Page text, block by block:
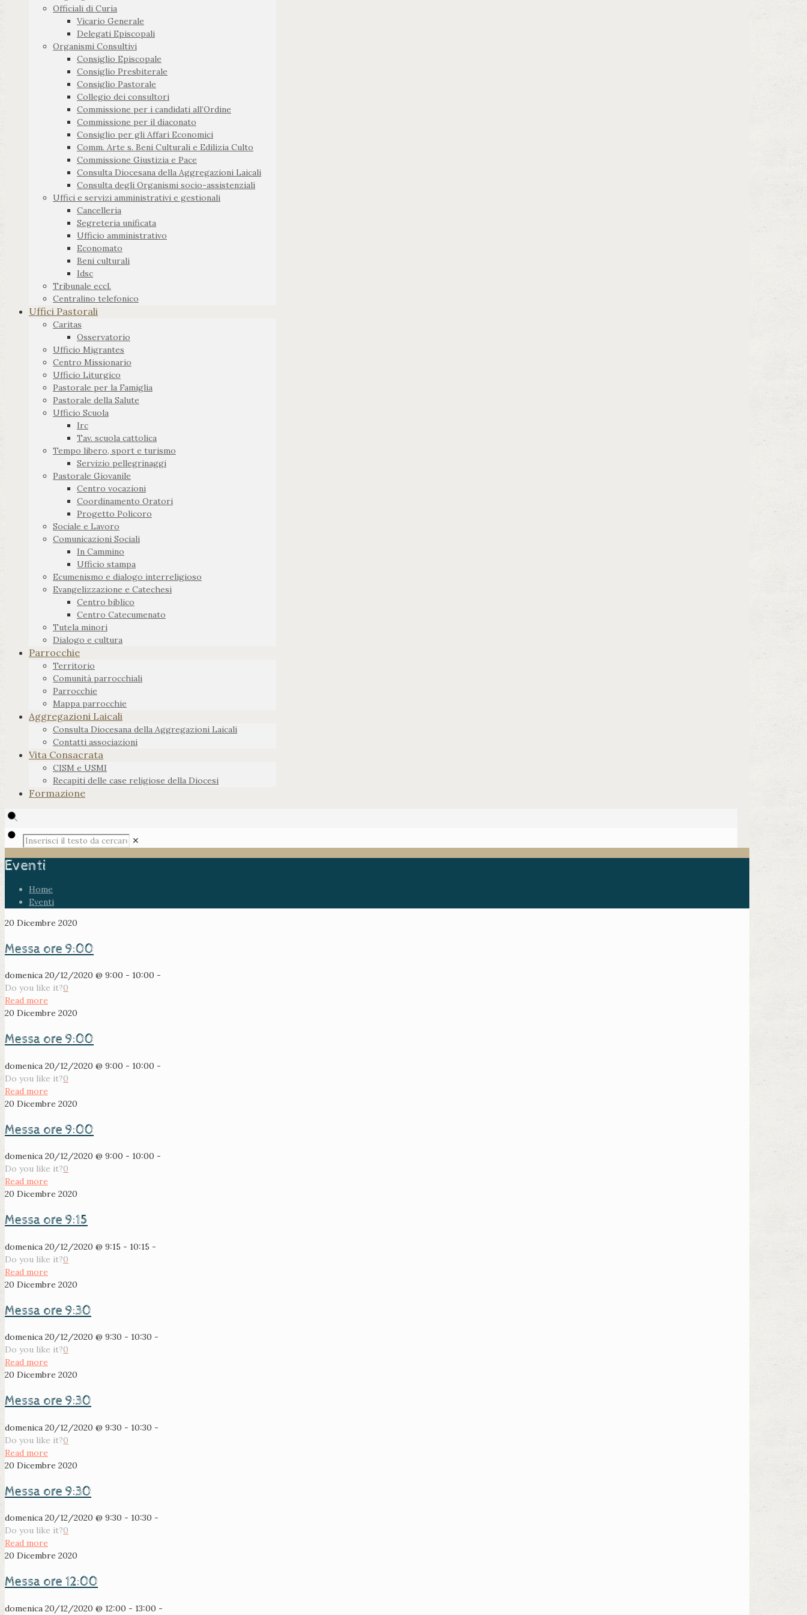
Officiali di Curia
Vicario Generale
Delegati Episcopali
Organismi Consultivi
Consiglio Episcopale
Consiglio Presbiterale
Consiglio Pastorale
Collegio dei consultori
Commissione per i candidati all’Ordine
Commissione per il diaconato
Consiglio per gli Affari Economici
Comm. Arte s. Beni Culturali e Edilizia Culto
Commissione Giustizia e Pace
Consulta Diocesana della Aggregazioni Laicali
Consulta degli Organismi socio-assistenziali
Uffici e servizi amministrativi e gestionali
Cancelleria
Segreteria unificata
Ufficio amministrativo
Economato
Beni culturali
Idsc
Tribunale eccl.
Centralino telefonico
Uffici Pastorali
Caritas
Osservatorio
Ufficio Migrantes
Centro Missionario
Ufficio Liturgico
Pastorale per la Famiglia
Pastorale della Salute
Ufficio Scuola
Irc
Tav. scuola cattolica
Tempo libero, sport e turismo
Servizio pellegrinaggi
Pastorale Giovanile
Centro vocazioni
Coordinamento Oratori
Progetto Policoro
Sociale e Lavoro
Comunicazioni Sociali
In Cammino
Ufficio stampa
Ecumenismo e dialogo interreligioso
Evangelizzazione e Catechesi
Centro biblico
Centro Catecumenato
Tutela minori
Dialogo e cultura
Parrocchie
Territorio
Comunità parrocchiali
Parrocchie
Mappa parrocchie
Aggregazioni Laicali
Consulta Diocesana della Aggregazioni Laicali
Contatti associazioni
Vita Consacrata
CISM e USMI
Recapiti delle case religiose della Diocesi
Formazione
✕
Eventi
Home
Eventi
20 Dicembre 2020
Messa ore 9:00
domenica 20/12/2020 @ 9:00 - 10:00 -
Do you like it?0
Read more
20 Dicembre 2020
Messa ore 9:00
domenica 20/12/2020 @ 9:00 - 10:00 -
Do you like it?0
Read more
20 Dicembre 2020
Messa ore 9:00
domenica 20/12/2020 @ 9:00 - 10:00 -
Do you like it?0
Read more
20 Dicembre 2020
Messa ore 9:15
domenica 20/12/2020 @ 9:15 - 10:15 -
Do you like it?0
Read more
20 Dicembre 2020
Messa ore 9:30
domenica 20/12/2020 @ 9:30 - 10:30 -
Do you like it?0
Read more
20 Dicembre 2020
Messa ore 9:30
domenica 20/12/2020 @ 9:30 - 10:30 -
Do you like it?0
Read more
20 Dicembre 2020
Messa ore 9:30
domenica 20/12/2020 @ 9:30 - 10:30 -
Do you like it?0
Read more
20 Dicembre 2020
Messa ore 12:00
domenica 20/12/2020 @ 12:00 - 13:00 -